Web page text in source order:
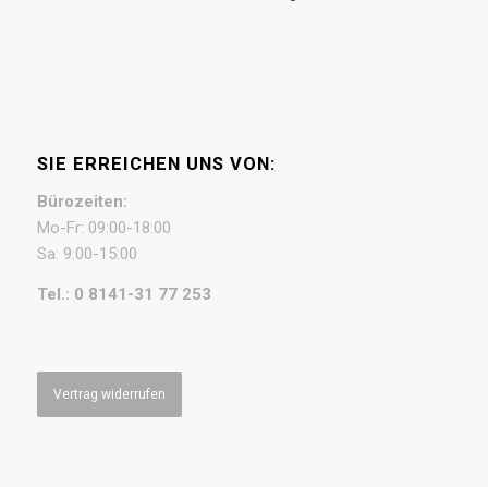
SIE ERREICHEN UNS VON:
Bürozeiten:
Mo-Fr: 09:00-18:00
Sa: 9:00-15:00
Tel.: 0 8141-31 77 253
Vertrag widerrufen